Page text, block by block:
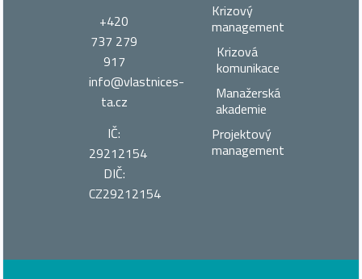
Krizový
management
Krizová
komunikace
Manažerská
akademie
Projektový
management
+420
737 279
917
info@vlastnices­
ta.cz
IČ:
29212154
DIČ:
CZ29212154